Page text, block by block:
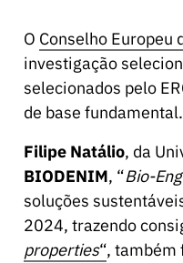
O Conselho Europeu
investigação
selecionados pelo
de base fundamental.
Filipe Natálio, da
BIODENIM, “Bio-
soluções
2024, trazendo
properties“, também